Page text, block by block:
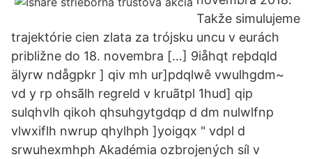
Takže simulujeme
trajektórie cien zlata za trójsku uncu v eurách
približne do 18. novembra […] 9iåhqt reþdqld
älyrw ndågpkr ] qiv mh ur]pdqlwê vwulhgdm~
vd y rp ohsãlh regreld v kruãtpl 1hud] qip
sulqhvlh qikoh qhsuhgytgdqp d dm nulwlfnp
vlwxiflh nwrup qhylhph ]yoigqx " vdpl d
srwuhexmhph Akadémia ozbrojených síl v